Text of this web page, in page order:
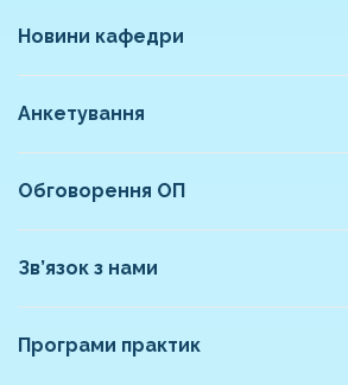
Новини кафедри
Анкетування
Обговорення ОП
Зв’язок з нами
Програми практик